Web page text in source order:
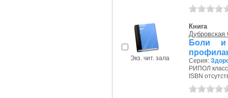
Экз. чит. зала
Книга
Боли и
Серия:
РИПОЛ
ISBN